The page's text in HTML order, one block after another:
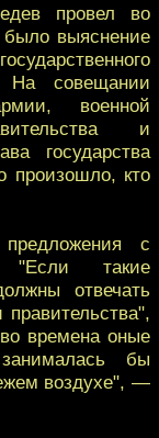
провел во
было выяснение
На совещании
военной
и
государства
произошло, кто
с
"Если такие
отвечать
правительства",
времена оные
бы
воздухе", —